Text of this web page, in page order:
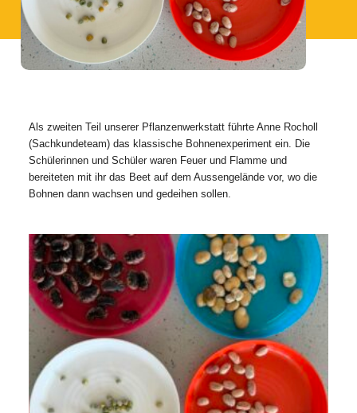
Als zweiten Teil unserer Pflanzenwerkstatt führte Anne Rocholl
(Sachkundeteam) das klassische Bohnenexperiment ein. Die
Schülerinnen und Schüler waren Feuer und Flamme und
bereiteten mit ihr das Beet auf dem Aussengelände vor, wo die
Bohnen dann wachsen und gedeihen sollen.